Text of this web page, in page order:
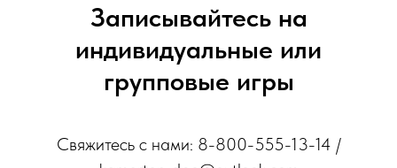
Записывайтесь на
индивидуальные или
групповые игры
Свяжитесь с нами: 8-800-555-13-14 /